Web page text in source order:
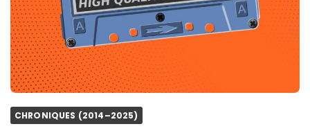
CHRONIQUES (2014–2025)